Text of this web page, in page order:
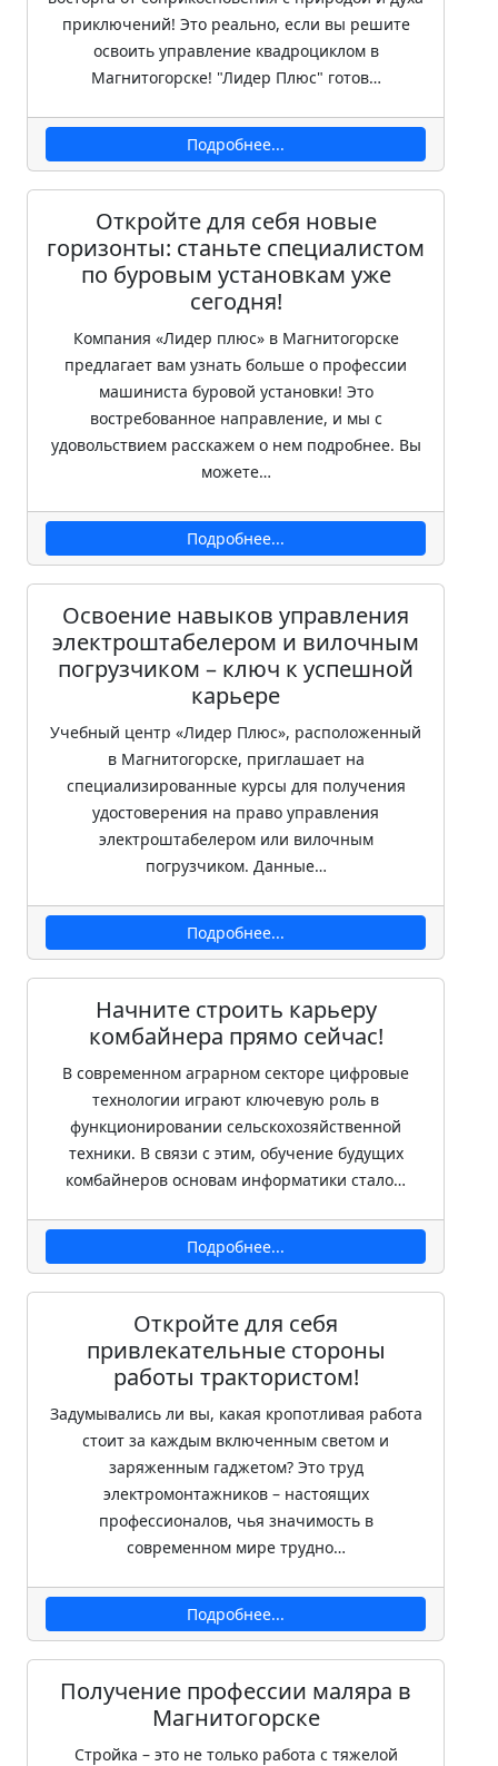
приключений! Это реально, если вы решите
освоить управление квадроциклом в
Магнитогорске! "Лидер Плюс" готов…
Подробнее...
Откройте для себя новые
горизонты: станьте специалистом
по буровым установкам уже
сегодня!
Компания «Лидер плюс» в Магнитогорске
предлагает вам узнать больше о профессии
машиниста буровой установки! Это
востребованное направление, и мы с
удовольствием расскажем о нем подробнее. Вы
можете…
Подробнее...
Освоение навыков управления
электроштабелером и вилочным
погрузчиком – ключ к успешной
карьере
Учебный центр «Лидер Плюс», расположенный
в Магнитогорске, приглашает на
специализированные курсы для получения
удостоверения на право управления
электроштабелером или вилочным
погрузчиком. Данные…
Подробнее...
Начните строить карьеру
комбайнера прямо сейчас!
В современном аграрном секторе цифровые
технологии играют ключевую роль в
функционировании сельскохозяйственной
техники. В связи с этим, обучение будущих
комбайнеров основам информатики стало…
Подробнее...
Откройте для себя
привлекательные стороны
работы трактористом!
Задумывались ли вы, какая кропотливая работа
стоит за каждым включенным светом и
заряженным гаджетом? Это труд
электромонтажников – настоящих
профессионалов, чья значимость в
современном мире трудно…
Подробнее...
Получение профессии маляра в
Магнитогорске
Стройка – это не только работа с тяжелой